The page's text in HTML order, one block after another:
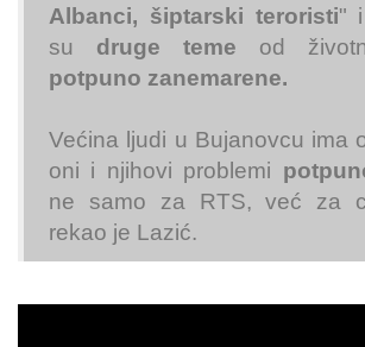
Albanci, šiptarski teroristi"
su druge teme od
potpuno zanemarene.
Većina ljudi u Bujanovcu ima
oni i njihovi problemi
ne samo za RTS, već za
rekao je Lazić.